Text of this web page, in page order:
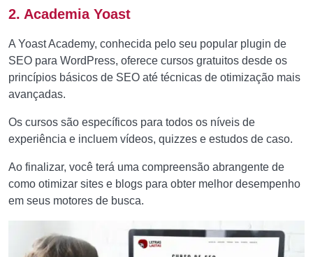
2. Academia Yoast
A Yoast Academy, conhecida pelo seu popular plugin de
SEO para WordPress, oferece cursos gratuitos desde os
princípios básicos de SEO até técnicas de otimização mais
avançadas.
Os cursos são específicos para todos os níveis de
experiência e incluem vídeos, quizzes e estudos de caso.
Ao finalizar, você terá uma compreensão abrangente de
como otimizar sites e blogs para obter melhor desempenho
em seus motores de busca.